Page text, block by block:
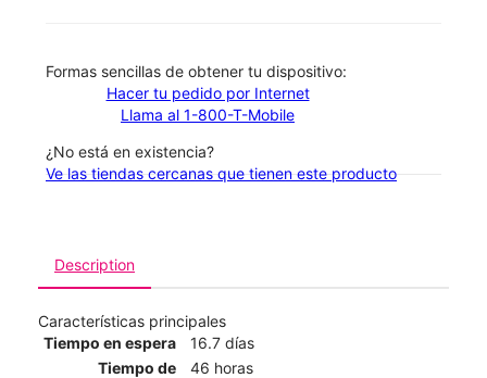
​​​​​​​Formas sencillas de obtener tu dispositivo:
Hacer tu pedido por Internet
Llama al 1-800-T-Mobile
¿No está en existencia?
Ve las tiendas cercanas que tienen este producto
Description
Características principales
Tiempo en espera
16.7 días
Tiempo de
46 horas